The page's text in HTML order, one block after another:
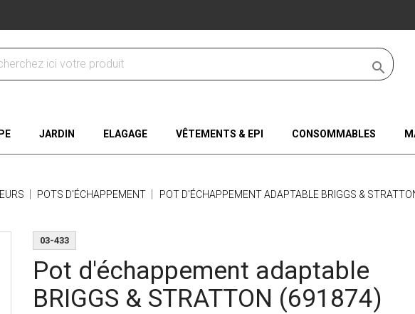

JARDIN ELAGAGE VÊTEMENTS & EPI CONSOMMABLES
POTS D'ÉCHAPPEMENT POT D'ÉCHAPPEMENT ADAPTABLE BRIGGS &
03-433
Pot d'échappement adaptable
BRIGGS & STRATTON (691874)